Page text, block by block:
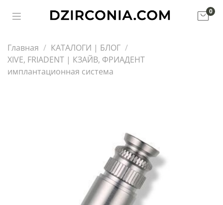
0
Главная
КАТАЛОГИ | БЛОГ
XIVE, FRIADENT | КЗАЙВ, ФРИАДЕНТ
имплантационная система